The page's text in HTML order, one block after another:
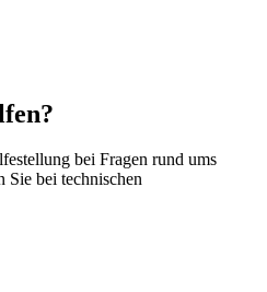
bei Fragen rund ums
Sie bei technischen